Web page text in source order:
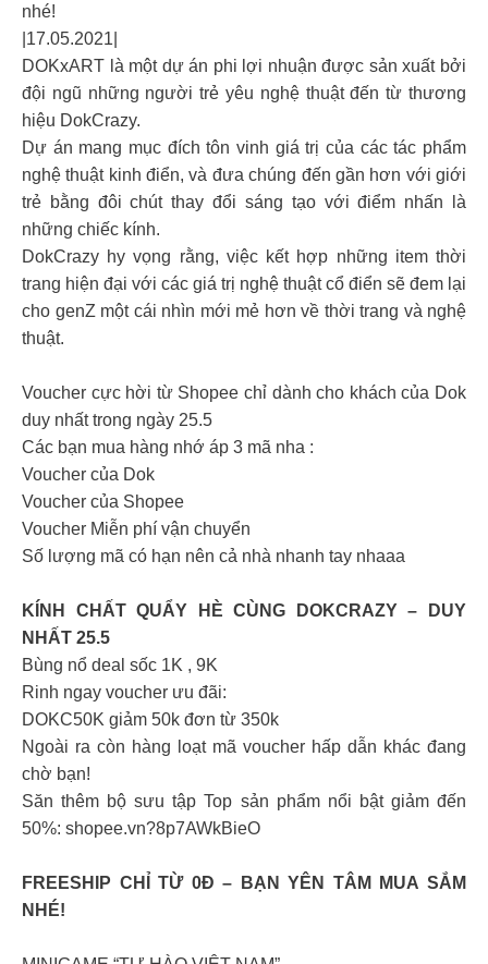
nhé!
|17.05.2021|
DOKxART là một dự án phi lợi nhuận được sản xuất bởi
đội ngũ những người trẻ yêu nghệ thuật đến từ thương
hiệu DokCrazy.
Dự án mang mục đích tôn vinh giá trị của các tác phẩm
nghệ thuật kinh điển, và đưa chúng đến gần hơn với giới
trẻ bằng đôi chút thay đổi sáng tạo với điểm nhấn là
những chiếc kính.
DokCrazy hy vọng rằng, việc kết hợp những item thời
trang hiện đại với các giá trị nghệ thuật cổ điển sẽ đem lại
cho genZ một cái nhìn mới mẻ hơn về thời trang và nghệ
thuật.
Voucher cực hời từ Shopee chỉ dành cho khách của Dok
duy nhất trong ngày 25.5
Các bạn mua hàng nhớ áp 3 mã nha :
Voucher của Dok
Voucher của Shopee
Voucher Miễn phí vận chuyển
Số lượng mã có hạn nên cả nhà nhanh tay nhaaa
KÍNH CHẤT QUẨY HÈ CÙNG DOKCRAZY – DUY
NHẤT 25.5
Bùng nổ deal sốc 1K , 9K
Rinh ngay voucher ưu đãi:
DOKC50K giảm 50k đơn từ 350k
Ngoài ra còn hàng loạt mã voucher hấp dẫn khác đang
chờ bạn!
Săn thêm bộ sưu tập Top sản phẩm nổi bật giảm đến
50%: shopee.vn?8p7AWkBieO
FREESHIP CHỈ TỪ 0Đ – BẠN YÊN TÂM MUA SẮM
NHÉ!